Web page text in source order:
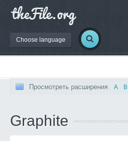
Choose language
Просмотреть расширения A B
Graphite